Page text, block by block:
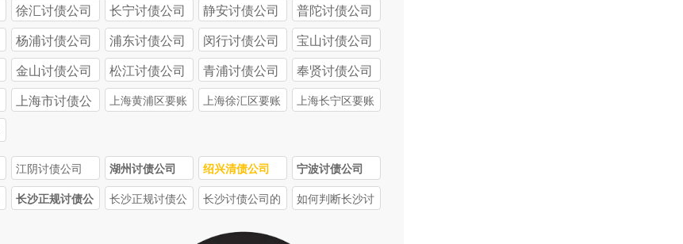
徐汇讨债公司 长宁讨债公司 静安讨债公司 普陀讨债公司
杨浦讨债公司 浦东讨债公司 闵行讨债公司 宝山讨债公司
金山讨债公司 松江讨债公司 青浦讨债公司 奉贤讨债公司
上海市讨债公
上海黄浦区要账
上海徐汇区要账
上海长宁区要账
江阴讨债公司 湖州讨债公司 绍兴清债公司 宁波讨债公司
长沙正规讨债公
长沙正规讨债公
长沙讨债公司的
如何判断长沙讨